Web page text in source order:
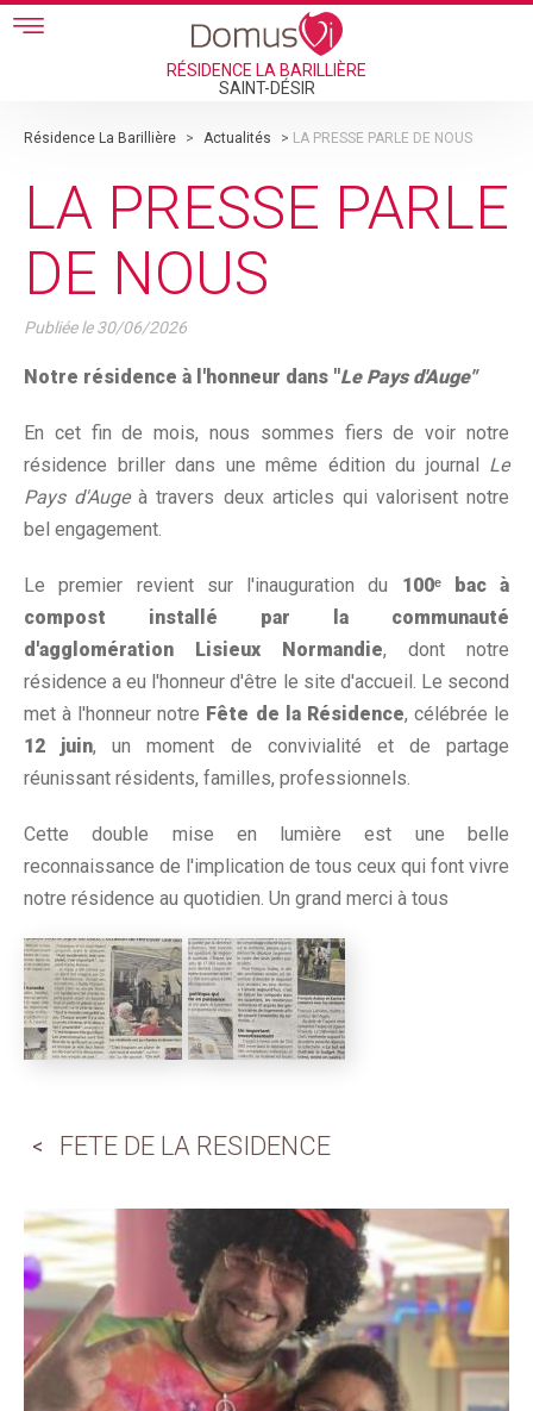
Skip to main content
RÉSIDENCE LA BARILLIÈRE
SAINT-DÉSIR
Résidence La Barillière > Actualités > LA PRESSE PARLE DE NOUS
LA PRESSE PARLE
DE NOUS
Publiée le30/06/2026
Notre résidence à l'honneur dans "Le Pays d'Auge"
En cet fin de mois, nous sommes fiers de voir notre
résidence briller dans une même édition du journal Le
Pays d'Augeà travers deux articles qui valorisent notre
bel engagement.
Le premier revient sur l'inauguration du 100ᵉ bac à
compost installé par la communauté
d'agglomération Lisieux Normandie, dont notre
résidence a eu l'honneur d'être le site d'accueil. Le second
met à l'honneur notre Fête de la Résidence, célébrée le
12 juin, un moment de convivialité et de partage
réunissant résidents, familles, professionnels.
Cette double mise en lumière est une belle
reconnaissance de l'implication de tous ceux qui font vivre
notre résidence au quotidien. Un grand merci à tous
FETE DE LA RESIDENCE